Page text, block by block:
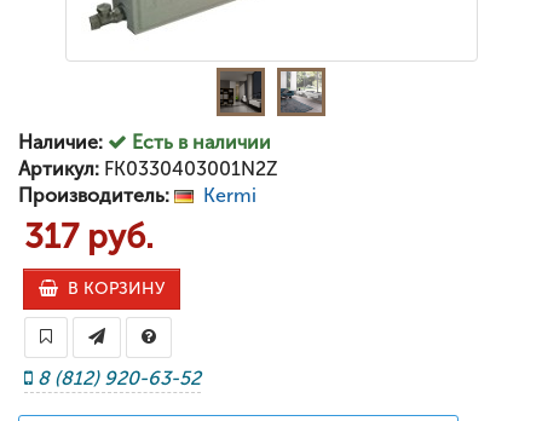
Наличие:
Есть в наличии
Артикул: FK0330403001N2Z
Производитель:
Kermi
317 руб.
В КОРЗИНУ
8 (812) 920-63-52